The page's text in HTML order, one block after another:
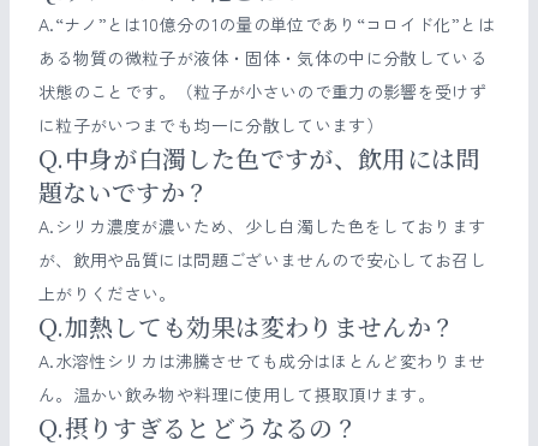
A.“ナノ”とは10億分の1の量の単位であり“コロイド化”とは
ある物質の微粒子が液体・固体・気体の中に分散している
状態のことです。（粒子が小さいので重力の影響を受けず
に粒子がいつまでも均一に分散しています）
Q.中身が白濁した色ですが、飲用には問
題ないですか？
A.シリカ濃度が濃いため、少し白濁した色をしております
が、飲用や品質には問題ございませんので安心してお召し
上がりください。
Q.加熱しても効果は変わりませんか？
A.水溶性シリカは沸騰させても成分はほとんど変わりませ
ん。温かい飲み物や料理に使用して摂取頂けます。
Q.摂りすぎるとどうなるの？